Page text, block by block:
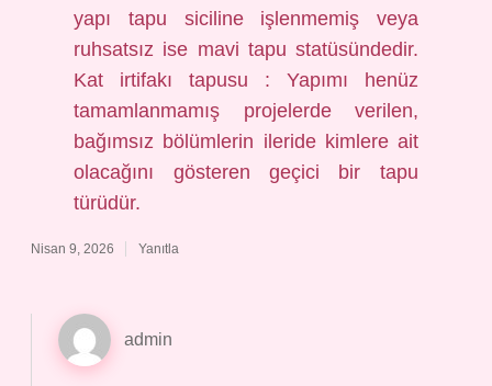
yapı tapu siciline işlenmemiş veya
ruhsatsız ise mavi tapu statüsündedir.
Kat irtifakı tapusu : Yapımı henüz
tamamlanmamış projelerde verilen,
bağımsız bölümlerin ileride kimlere ait
olacağını gösteren geçici bir tapu
türüdür.
Nisan 9, 2026 Yanıtla
admin